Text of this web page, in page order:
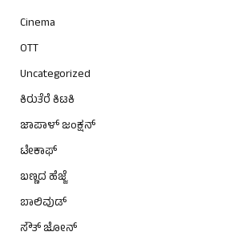
Cinema
OTT
Uncategorized
ಕಿರುತೆರೆ ಕಿಟಕಿ
ಜಾಪಾಳ್ ಜಂಕ್ಷನ್
ಟೇಕಾಫ್
ಬಣ್ಣದ ಹೆಜ್ಜೆ
ಬಾಲಿವುಡ್
ಸೌತ್ ಜೋನ್